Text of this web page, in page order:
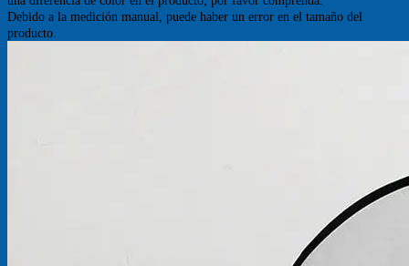
Debido a la medición manual, puede haber un error en el tamaño del
producto.